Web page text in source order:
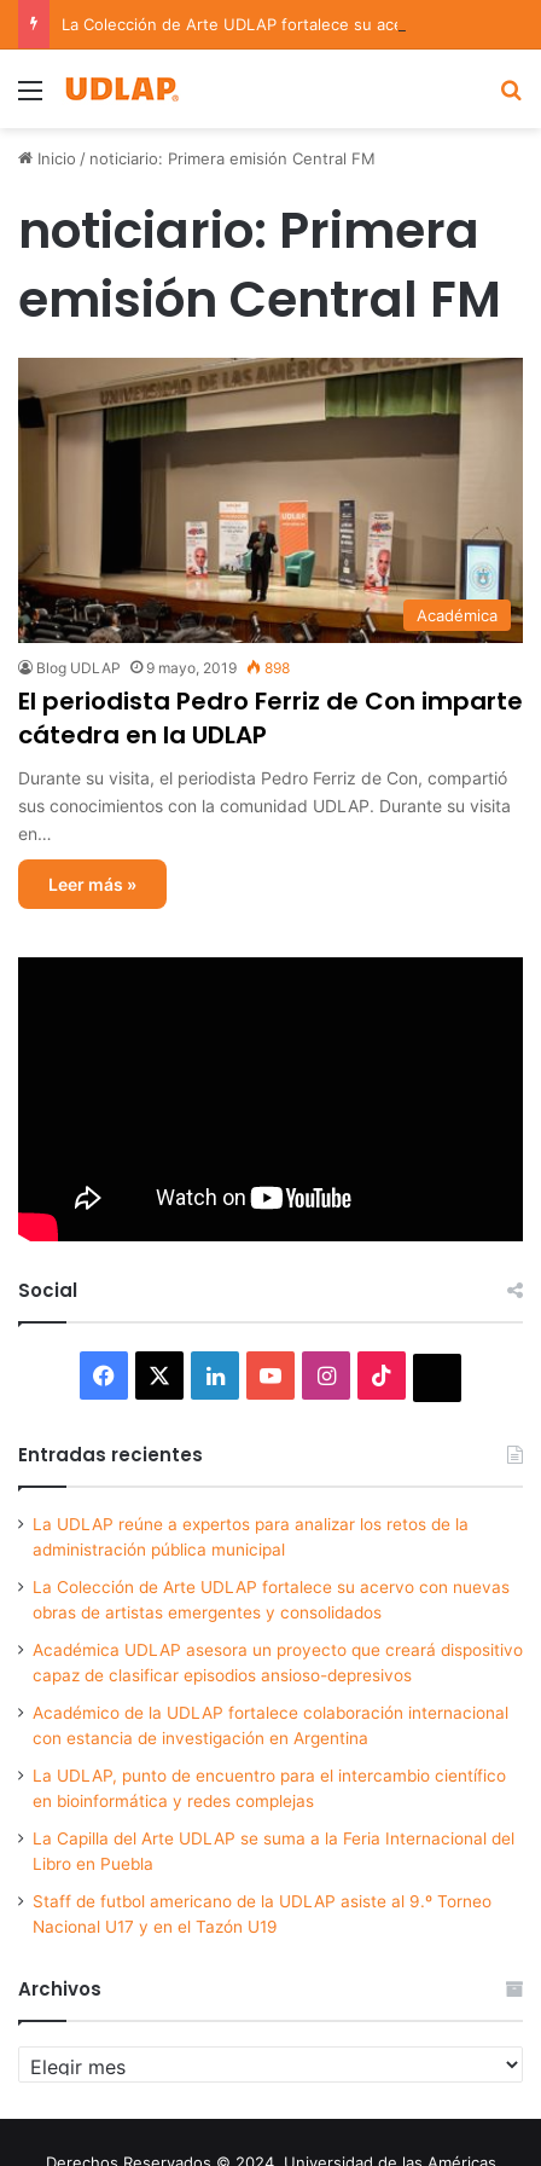
Menu
Inicio / noticiario: Primera emisión Central FM
noticiario: Primera
emisión Central FM
Académica
Blog UDLAP 9 mayo, 2019 898
El periodista Pedro Ferriz de Con imparte
cátedra en la UDLAP
Durante su visita, el periodista Pedro Ferriz de Con, compartió
sus conocimientos con la comunidad UDLAP. Durante su visita
en…
Leer más »
Social
Facebook LinkedInYouTubeInstagram
Entradas recientes
La UDLAP reúne a expertos para analizar los retos de la
administración pública municipal
La Colección de Arte UDLAP fortalece su acervo con nuevas
obras de artistas emergentes y consolidados
Académica UDLAP asesora un proyecto que creará dispositivo
capaz de clasificar episodios ansioso-depresivos
Académico de la UDLAP fortalece colaboración internacional
con estancia de investigación en Argentina
La UDLAP, punto de encuentro para el intercambio científico
en bioinformática y redes complejas
La Capilla del Arte UDLAP se suma a la Feria Internacional del
Libro en Puebla
Staff de futbol americano de la UDLAP asiste al 9.º Torneo
Nacional U17 y en el Tazón U19
Archivos
Archivos